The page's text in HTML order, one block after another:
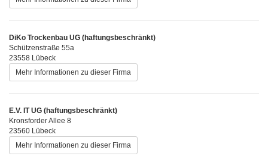
DiKo Trockenbau UG (haftungsbeschränkt)
Schützenstraße 55a
23558 Lübeck
Mehr Informationen zu dieser Firma
E.V. IT UG (haftungsbeschränkt)
Kronsforder Allee 8
23560 Lübeck
Mehr Informationen zu dieser Firma